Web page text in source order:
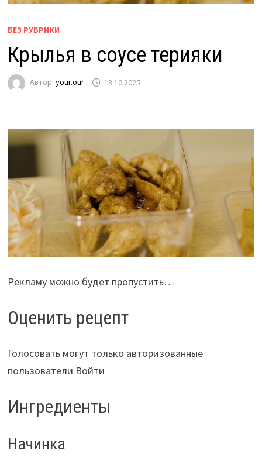
БЕЗ РУБРИКИ
Крылья в соусе терияки
Автор: your.our 13.10.2025
Рекламу можно будет пропустить…
Оценить рецепт
Голосовать могут только авторизованные
пользователи Войти
Ингредиенты
Начинка